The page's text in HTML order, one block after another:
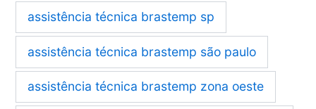
assistência técnica brastemp sp
assistência técnica brastemp são paulo
assistência técnica brastemp zona oeste